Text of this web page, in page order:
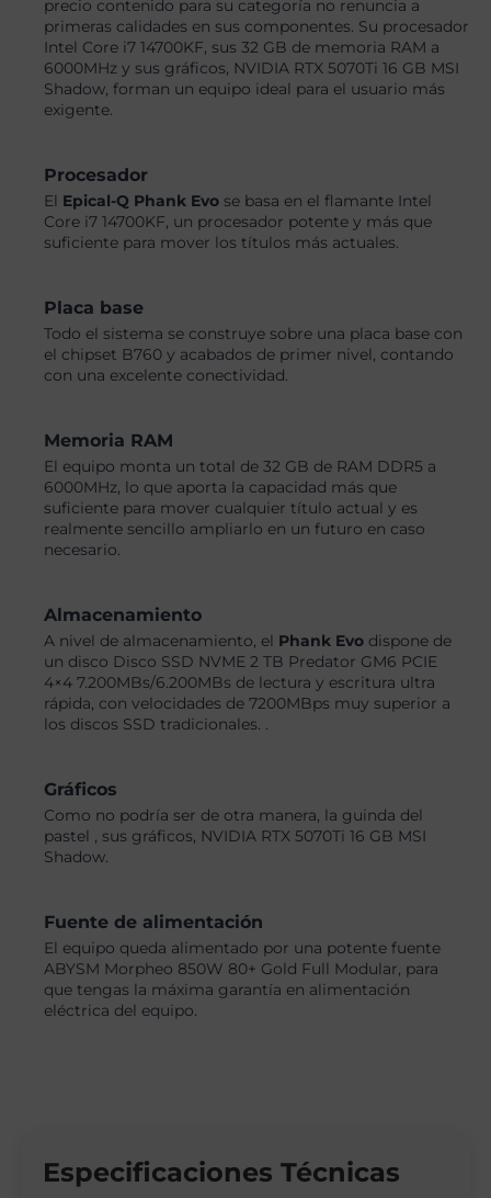
precio contenido para su categoría no renuncia a
primeras calidades en sus componentes. Su procesador
Intel Core i7 14700KF, sus 32 GB de memoria RAM a
6000MHz y sus gráficos, NVIDIA RTX 5070Ti 16 GB MSI
Shadow, forman un equipo ideal para el usuario más
exigente.
Procesador
El Epical-Q Phank Evo se basa en el flamante Intel
Core i7 14700KF, un procesador potente y más que
suficiente para mover los títulos más actuales.
Placa base
Todo el sistema se construye sobre una placa base con
el chipset B760 y acabados de primer nivel, contando
con una excelente conectividad.
Memoria RAM
El equipo monta un total de 32 GB de RAM DDR5 a
6000MHz, lo que aporta la capacidad más que
suficiente para mover cualquier título actual y es
realmente sencillo ampliarlo en un futuro en caso
necesario.
Almacenamiento
A nivel de almacenamiento, el Phank Evo dispone de
un disco Disco SSD NVME 2 TB Predator GM6 PCIE
4×4 7.200MBs/6.200MBs de lectura y escritura ultra
rápida, con velocidades de 7200MBps muy superior a
los discos SSD tradicionales. .
Gráficos
Como no podría ser de otra manera, la guinda del
pastel , sus gráficos, NVIDIA RTX 5070Ti 16 GB MSI
Shadow.
Fuente de alimentación
El equipo queda alimentado por una potente fuente
ABYSM Morpheo 850W 80+ Gold Full Modular, para
que tengas la máxima garantía en alimentación
eléctrica del equipo.
Especificaciones Técnicas